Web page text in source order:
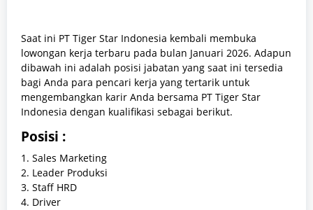
Saat ini PT Tiger Star Indonesia kembali membuka
lowongan kerja terbaru pada bulan Januari 2026. Adapun
dibawah ini adalah posisi jabatan yang saat ini tersedia
bagi Anda para pencari kerja yang tertarik untuk
mengembangkan karir Anda bersama PT Tiger Star
Indonesia dengan kualifikasi sebagai berikut.
Posisi :
1. Sales Marketing
2. Leader Produksi
3. Staff HRD
4. Driver